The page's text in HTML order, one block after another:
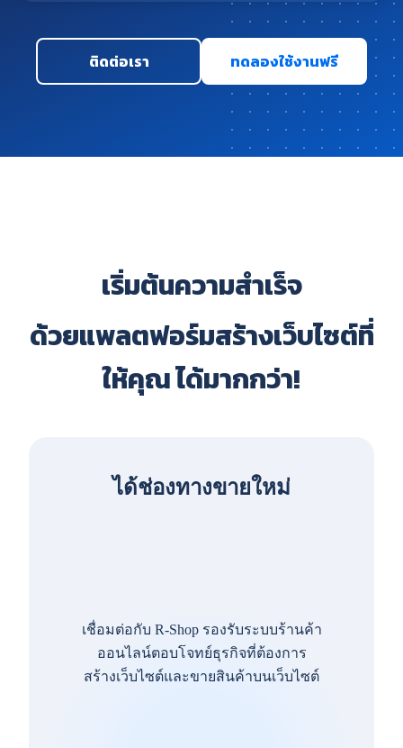
ติดต่อเรา ทดลองใช้งานฟรี
เริ่มต้นความสำเร็จ
ด้วยแพลตฟอร์มสร้างเว็บไซต์ที่
ให้คุณ ได้มากกว่า!
ได้ช่องทางขายใหม่
เชื่อมต่อกับ R-Shop รองรับระบบร้านค้า
ออนไลน์ตอบโจทย์ธุรกิจที่ต้องการ
สร้างเว็บไซต์และขายสินค้าบนเว็บไซต์